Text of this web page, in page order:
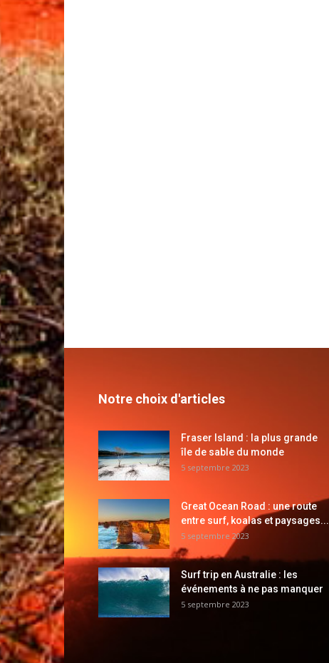
Notre choix d'articles
Fraser Island : la plus grande
île de sable du monde
5 septembre 2023
Great Ocean Road : une route
entre surf, koalas et paysages...
5 septembre 2023
Surf trip en Australie : les
événements à ne pas manquer
5 septembre 2023